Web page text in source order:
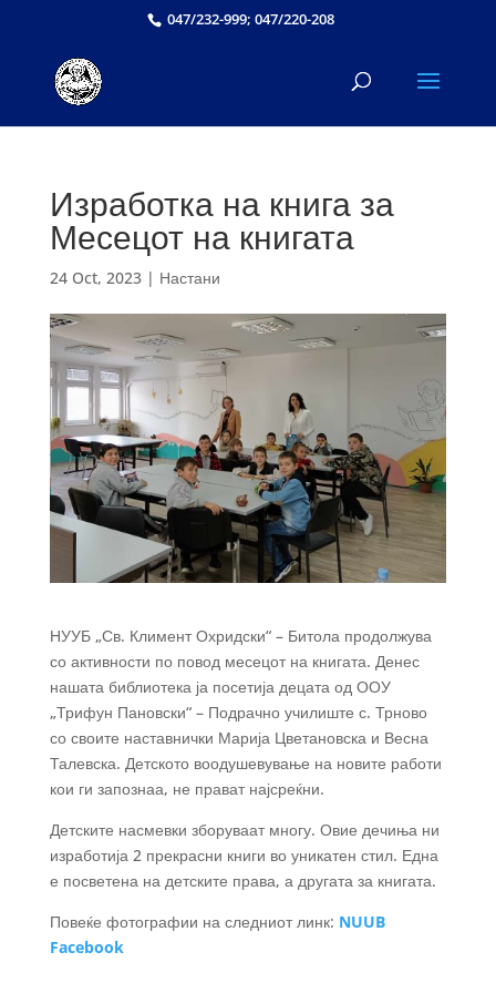
047/232-999; 047/220-208
Изработка на книга за
Месецот на книгата
24 Oct, 2023| Настани
НУУБ „Св. Климент Охридски“ – Битола продолжува
со активности по повод месецот на книгата. Денес
нашата библиотека ја посетија децата од ООУ
„Трифун Пановски“ – Подрачно училиште с. Трново
со своите наставнички Марија Цветановска и Весна
Талевска. Детското воодушевување на новите работи
кои ги запознаа, не прават најсреќни.
Детските насмевки зборуваат многу. Овие дечиња ни
изработија 2 прекрасни книги во уникатен стил. Една
е посветена на детските права, а другата за книгата.
Повеќе фотографии на следниот линк: NUUB
Facebook